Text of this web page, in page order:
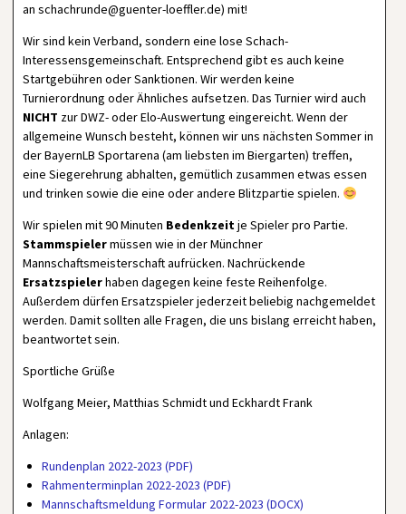
an schachrunde@guenter-loeffler.de) mit!
Wir sind kein Verband, sondern eine lose Schach-
Interessensgemeinschaft. Entsprechend gibt es auch keine
Startgebühren oder Sanktionen. Wir werden keine
Turnierordnung oder Ähnliches aufsetzen. Das Turnier wird auch
NICHT zur DWZ- oder Elo-Auswertung eingereicht. Wenn der
allgemeine Wunsch besteht, können wir uns nächsten Sommer in
der BayernLB Sportarena (am liebsten im Biergarten) treffen,
eine Siegerehrung abhalten, gemütlich zusammen etwas essen
und trinken sowie die eine oder andere Blitzpartie spielen.
Wir spielen mit 90 Minuten Bedenkzeitje Spieler pro Partie.
Stammspielermüssen wie in der Münchner
Mannschaftsmeisterschaft aufrücken. Nachrückende
Ersatzspielerhaben dagegen keine feste Reihenfolge.
Außerdem dürfen Ersatzspieler jederzeit beliebig nachgemeldet
werden. Damit sollten alle Fragen, die uns bislang erreicht haben,
beantwortet sein.
Sportliche Grüße
Wolfgang Meier, Matthias Schmidt und Eckhardt Frank
Anlagen:
Rundenplan 2022-2023 (PDF)
Rahmenterminplan 2022-2023 (PDF)
Mannschaftsmeldung Formular 2022-2023 (DOCX)